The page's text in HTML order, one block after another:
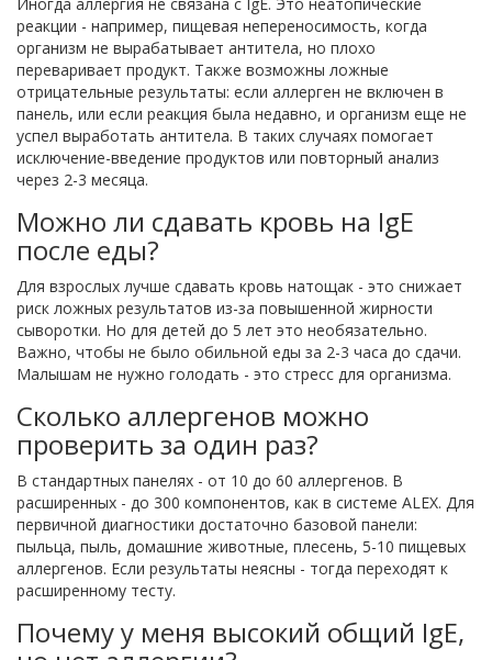
Иногда аллергия не связана с IgE. Это неатопические
реакции - например, пищевая непереносимость, когда
организм не вырабатывает антитела, но плохо
переваривает продукт. Также возможны ложные
отрицательные результаты: если аллерген не включен в
панель, или если реакция была недавно, и организм еще не
успел выработать антитела. В таких случаях помогает
исключение-введение продуктов или повторный анализ
через 2-3 месяца.
Можно ли сдавать кровь на IgE
после еды?
Для взрослых лучше сдавать кровь натощак - это снижает
риск ложных результатов из-за повышенной жирности
сыворотки. Но для детей до 5 лет это необязательно.
Важно, чтобы не было обильной еды за 2-3 часа до сдачи.
Малышам не нужно голодать - это стресс для организма.
Сколько аллергенов можно
проверить за один раз?
В стандартных панелях - от 10 до 60 аллергенов. В
расширенных - до 300 компонентов, как в системе ALEX. Для
первичной диагностики достаточно базовой панели:
пыльца, пыль, домашние животные, плесень, 5-10 пищевых
аллергенов. Если результаты неясны - тогда переходят к
расширенному тесту.
Почему у меня высокий общий IgE,